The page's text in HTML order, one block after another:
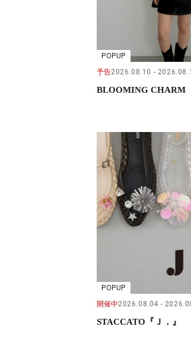
POPUP
予告2026.08.10
BLOOMING CHARM
POPUP
開催中2026.08.04
STACCATO『Ｊ．』